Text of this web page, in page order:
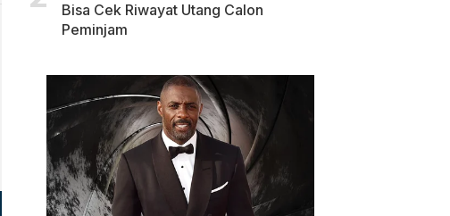
Bisa Cek Riwayat Utang Calon
Peminjam